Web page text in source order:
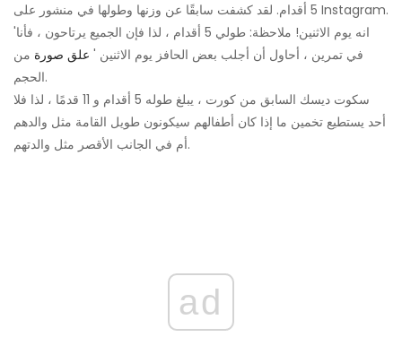
5 أقدام. لقد كشفت سابقًا عن وزنها وطولها في منشور على Instagram.
'انه يوم الاثنين! ملاحظة: طولي 5 أقدام ، لذا فإن الجميع يرتاحون ، فأنا
في تمرين ، أحاول أن أجلب بعض الحافز يوم الاثنين ' علق صورة من
الحجم.
سكوت ديسك السابق من كورت ، يبلغ طوله 5 أقدام و 11 قدمًا ، لذا فلا
أحد يستطيع تخمين ما إذا كان أطفالهم سيكونون طويل القامة مثل والدهم
أم في الجانب الأقصر مثل والدتهم.
ad